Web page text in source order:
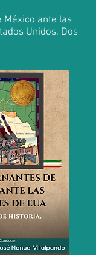
México ante las
Unidos. Dos